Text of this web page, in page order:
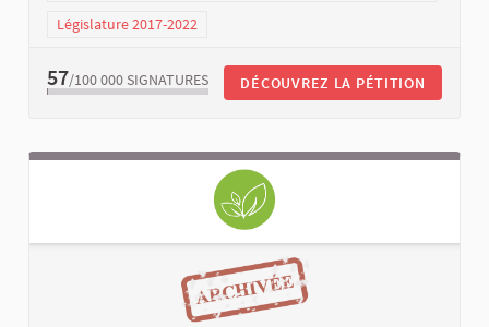
Législature 2017-2022
57/100 000 SIGNATURES DÉCOUVREZ LA PÉTITION